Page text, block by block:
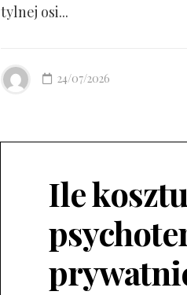
tylnej osi...
24/07/2026
Ile